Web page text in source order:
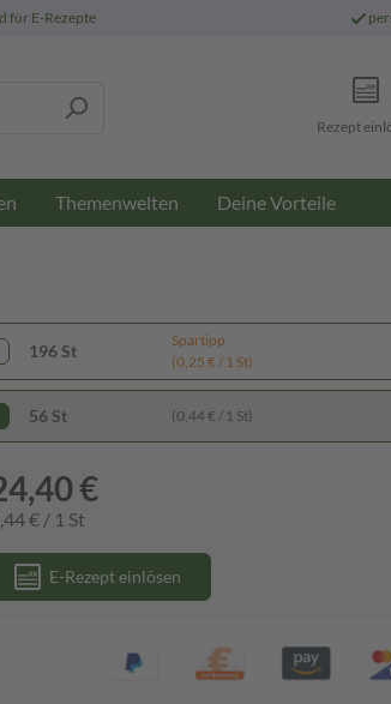
für E-Rezepte
Rezept
Themenwelten Deine Vorteile
196 St
Spartipp
(0,25 € / 1 St)
56 St (0,44 € / 1 St)
€
€ / 1 St
E-Rezept einlösen